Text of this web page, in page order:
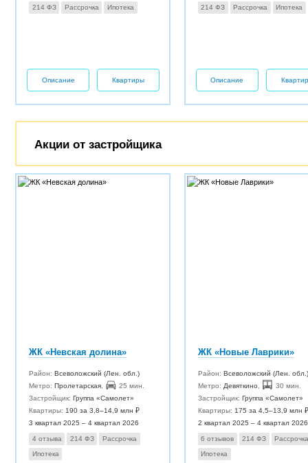
214 ФЗ Рассрочка Ипотека
Описание Квартиры
214 ФЗ Рассрочка Ипотека
Описание
Акции от застройщика
ЖК «Невская долина»
Район:Всеволожский (Лен. обл.)
Метро: Пролетарская
25 мин.
Застройщик:Группа «Самолет»
Квартиры: 190 за 3,8–14,9 млн ₽
3 квартал 2025 – 4 квартал 2026
4 отзыва 214 ФЗ
Рассрочка
Ипотека
ЖК «Новые Лаврики»
Район: Всеволожский (Лен. обл.)
Метро: Девяткино
30 мин.
Застройщик: Группа «Самолет»
Квартиры: 175 за 4,5–13,9 млн ₽
2 квартал 2025 – 4 квартал 2026
6 отзывов 214 ФЗ
Ипотека